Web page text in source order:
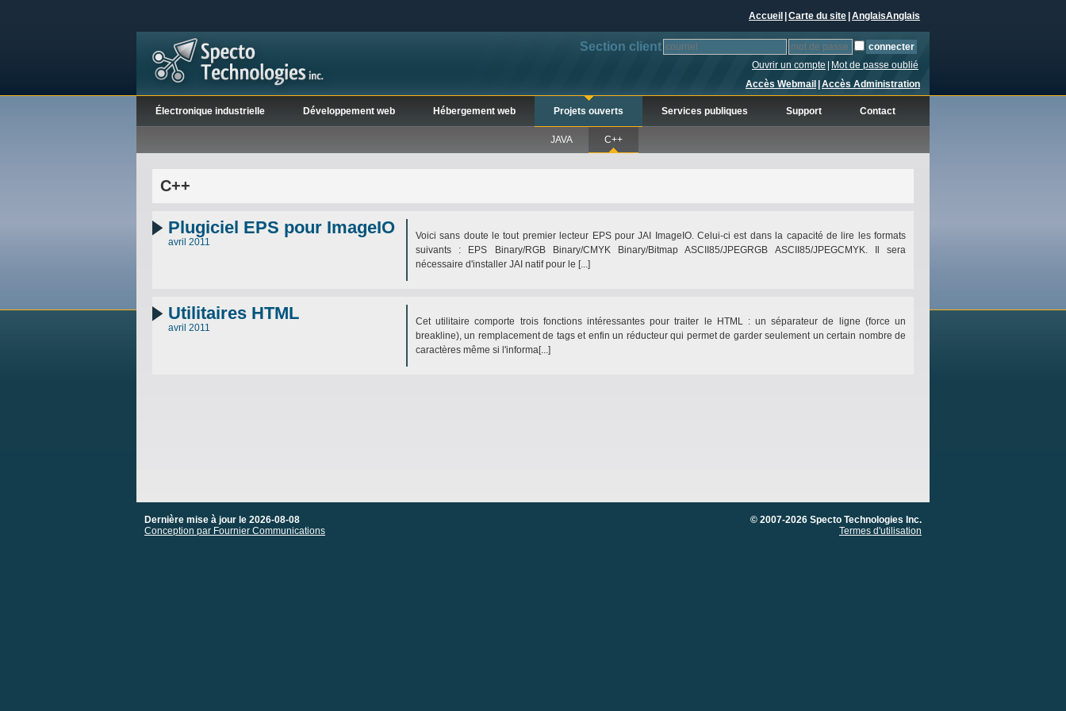
Accueil Carte du site AnglaisAnglais
Section client
Ouvrir un compte
Mot de passe oublié
Accès Webmail
Accès Administration
Électronique industrielle Développement web Hébergement web Projets ouverts
JAVA C++
Services publiques Support Contact
C++
Plugiciel EPS pour ImageIO
avril 2011
Voici sans doute le tout premier lecteur EPS pour JAI ImageIO. Celui-ci est dans la capacité de lire les formats
suivants : EPS Binary/RGB Binary/CMYK Binary/Bitmap ASCII85/JPEGRGB ASCII85/JPEGCMYK. Il sera
nécessaire d'installer JAI natif pour le [...]
Utilitaires HTML
avril 2011
Cet utilitaire comporte trois fonctions intéressantes pour traiter le HTML : un séparateur de ligne (force un
breakline), un remplacement de tags et enfin un réducteur qui permet de garder seulement un certain nombre de
caractères même si l'informa[...]
Dernière mise à jour le 2026-08-08
Conception par Fournier Communications
© 2007-2026 Specto Technologies Inc.
Termes d'utilisation